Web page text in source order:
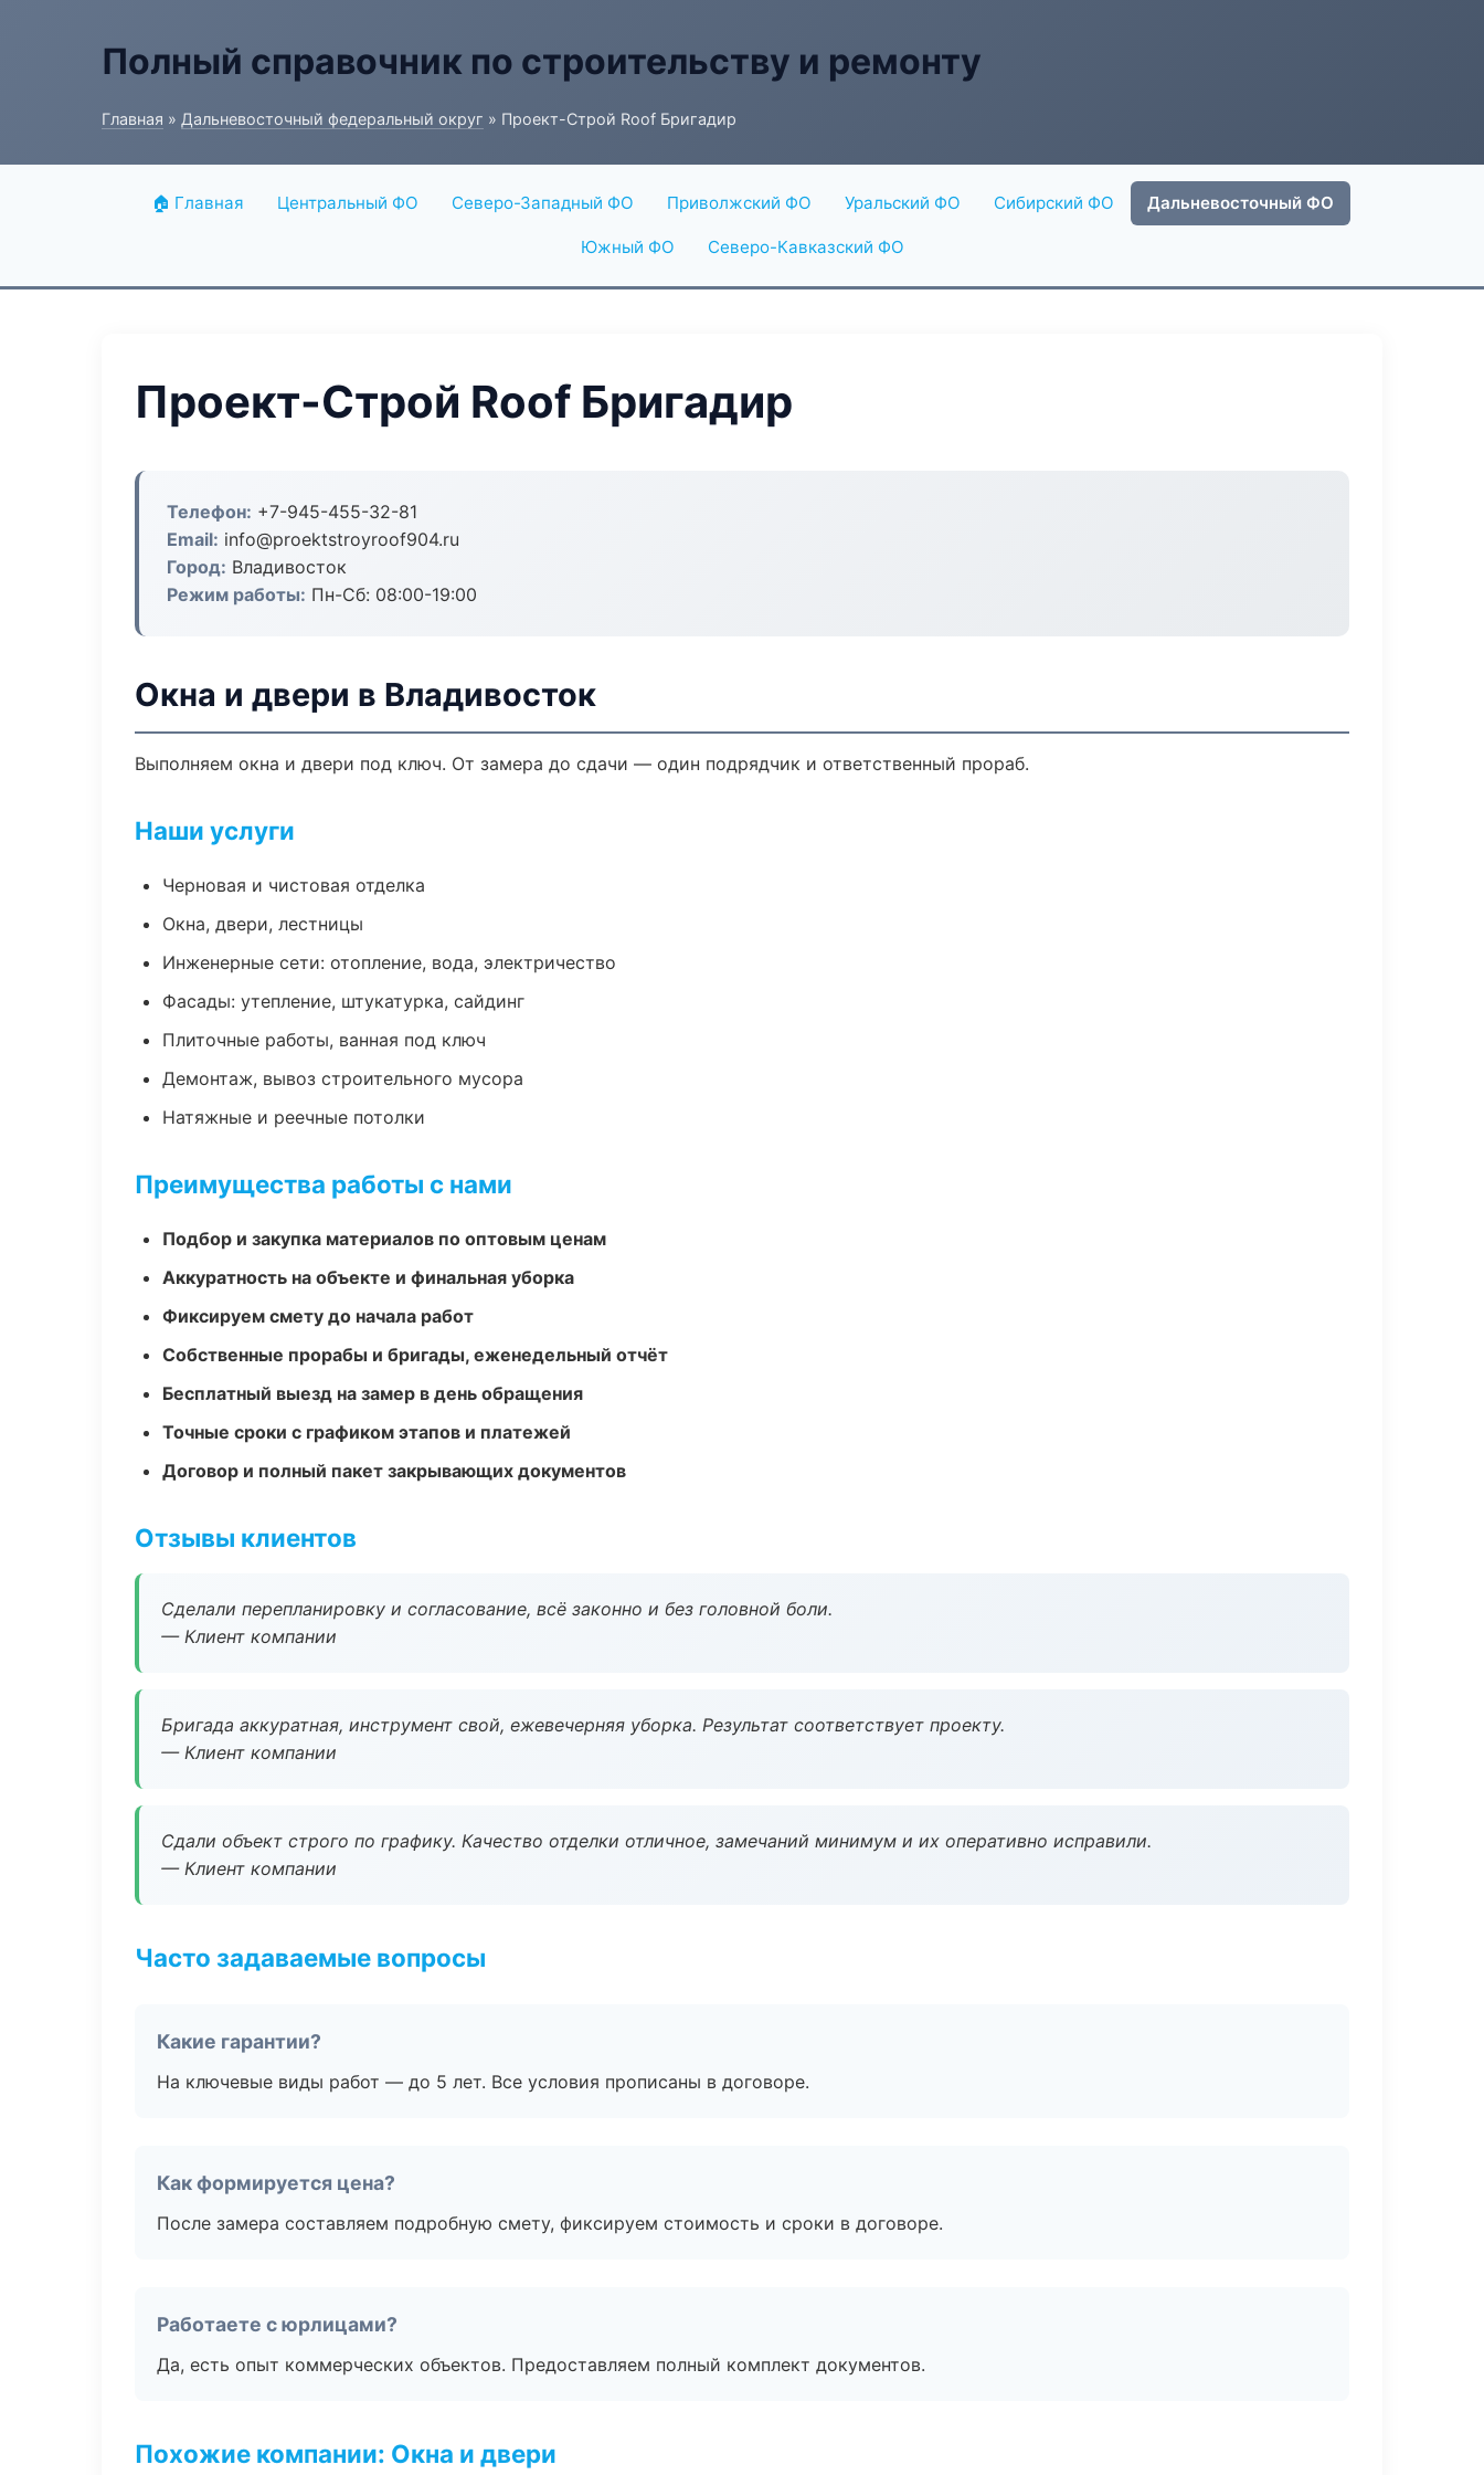
Полный справочник по строительству и ремонту
Главная » Дальневосточный федеральный округ » Проект-Строй Roof Бригадир
🏠 Главная Центральный ФО Северо-Западный ФО Приволжский ФО Уральский ФО Сибирский ФО Дальневосточный ФО
Южный ФО Северо-Кавказский ФО
Проект-Строй Roof Бригадир
Телефон: +7-945-455-32-81
Email: info@proektstroyroof904.ru
Город: Владивосток
Режим работы: Пн-Сб: 08:00-19:00
Окна и двери в Владивосток
Выполняем окна и двери под ключ. От замера до сдачи — один подрядчик и ответственный прораб.
Наши услуги
Черновая и чистовая отделка
Окна, двери, лестницы
Инженерные сети: отопление, вода, электричество
Фасады: утепление, штукатурка, сайдинг
Плиточные работы, ванная под ключ
Демонтаж, вывоз строительного мусора
Натяжные и реечные потолки
Преимущества работы с нами
Подбор и закупка материалов по оптовым ценам
Аккуратность на объекте и финальная уборка
Фиксируем смету до начала работ
Собственные прорабы и бригады, еженедельный отчёт
Бесплатный выезд на замер в день обращения
Точные сроки с графиком этапов и платежей
Договор и полный пакет закрывающих документов
Отзывы клиентов
Сделали перепланировку и согласование, всё законно и без головной боли.
— Клиент компании
Бригада аккуратная, инструмент свой, ежевечерняя уборка. Результат соответствует проекту.
— Клиент компании
Сдали объект строго по графику. Качество отделки отличное, замечаний минимум и их оперативно исправили.
— Клиент компании
Часто задаваемые вопросы
Какие гарантии?
На ключевые виды работ — до 5 лет. Все условия прописаны в договоре.
Как формируется цена?
После замера составляем подробную смету, фиксируем стоимость и сроки в договоре.
Работаете с юрлицами?
Да, есть опыт коммерческих объектов. Предоставляем полный комплект документов.
Похожие компании: Окна и двери